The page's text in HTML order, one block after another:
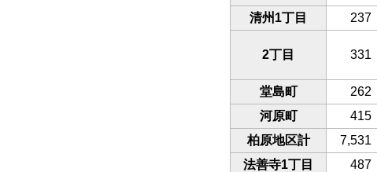
清州1丁目 237
2丁目 331
堂島町 262
河原町
415
柏原地区計
7,531
法善寺1丁目
487